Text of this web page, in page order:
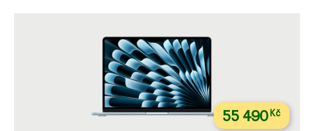
55 490Kč